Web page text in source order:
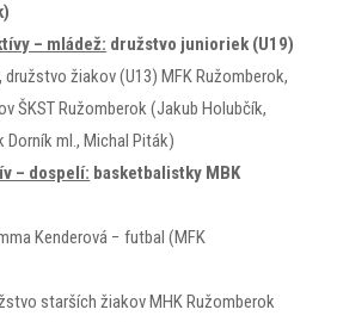
– mládež: družstvo junioriek (U19)
družstvo žiakov (U13) MFK Ružomberok,
ŠKST Ružomberok (Jakub Holubčík,
Dorník ml., Michal Piták)
– dospelí: basketbalistky MBK
Kenderová − futbal (MFK
starších žiakov MHK Ružomberok